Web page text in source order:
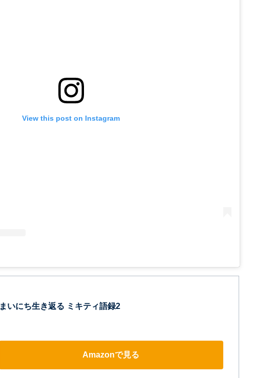
View this post on Instagram
まいにち生き返る ミキティ語録2
Amazonで見る